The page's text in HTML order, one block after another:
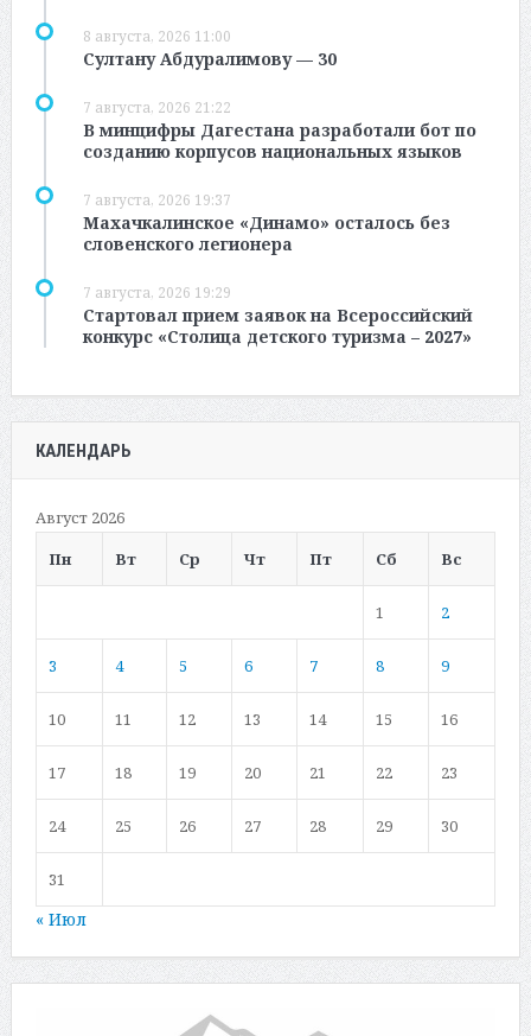
8 августа, 2026 11:00
Султану Абдуралимову — 30
7 августа, 2026 21:22
В минцифры Дагестана разработали бот по
созданию корпусов национальных языков
7 августа, 2026 19:37
Махачкалинское «Динамо» осталось без
словенского легионера
7 августа, 2026 19:29
Стартовал прием заявок на Всероссийский
конкурс «Столица детского туризма – 2027»
КАЛЕНДАРЬ
Август 2026
Пн
Вт Ср Чт Пт Сб Вс
1 2
3 4 5 6 7 8 9
10 11 12 13 14 15 16
17 18 19 20 21 22 23
24 25 26 27 28 29 30
31
« Июл